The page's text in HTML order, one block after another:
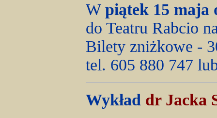
W piątek 15 maja
do Teatru Rabcio
Bilety zniżkowe -
tel. 605 880 747
Wykład dr Jacka